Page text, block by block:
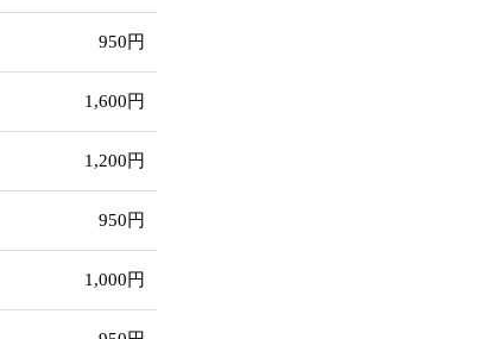
950円
1,600円
1,200円
950円
1,000円